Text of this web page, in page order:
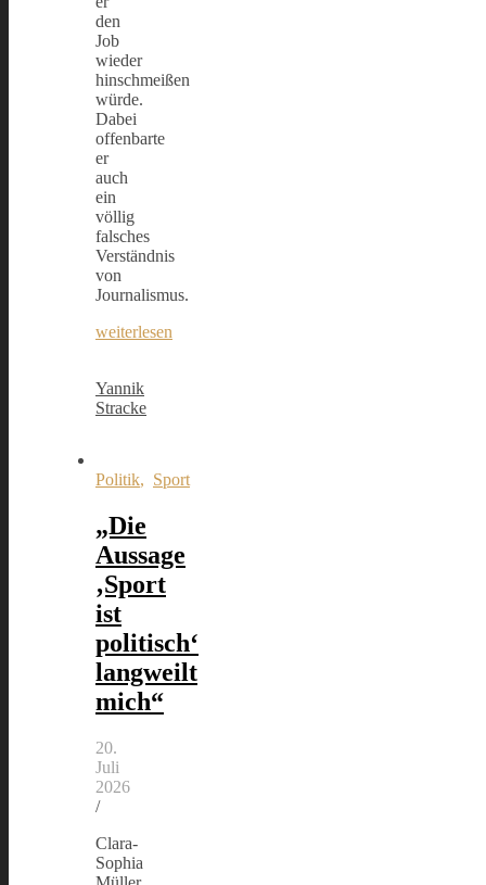
den
Job
wieder
hinschmeißen
würde.
Dabei
offenbarte
er
auch
ein
völlig
falsches
Verständnis
von
Journalismus.
weiterlesen
Yannik
Stracke
Politik, Sport
„Die
Aussage
‚Sport
ist
politisch‘
langweilt
mich“
20.
Juli
2026
/
Clara-
Sophia